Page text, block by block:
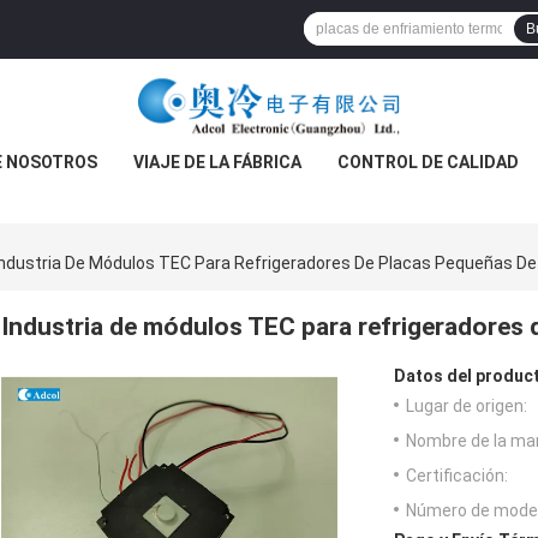
NOSOTROS VIAJE DE LA FÁBRICA CONTROL DE CALIDAD
De Módulos TEC Para Refrigeradores De Placas Pequeñas De
Industria de módulos TEC para refrigeradores
Datos del
Lugar de origen:
Nombre de la
Certificación:
Número de